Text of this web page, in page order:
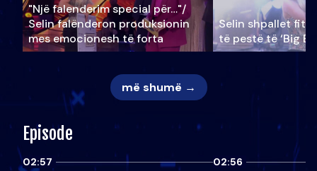
"Një falenderim special për…"/
Selin falënderon produksionin
mes emocionesh të forta
Selin shpallet
të pestë të ‘Big
më shumë →
Episode
02:57 02:56